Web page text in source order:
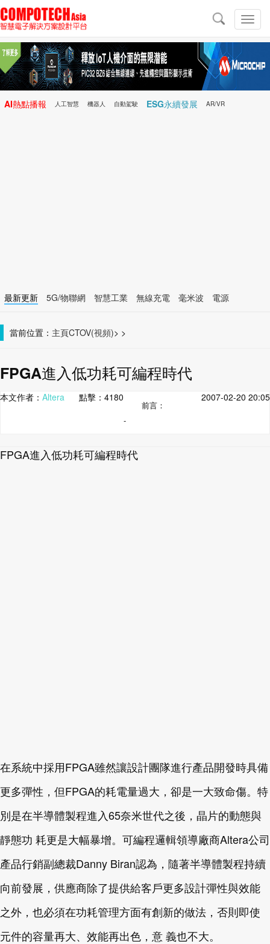
切
換
導
導
航
AI熱點播報 人工智慧 機器人 自動駕駛 ESG永續發展 AR/VR
最新更新 5G/物聯網 智慧工業 無線充電 毫米波
電源
當前位置： 主頁 >
CTOV(視頻) >
FPGA進入低功耗可編程時代
本文作者： Altera 點擊： 4180 2007-02-20 20:05
前言：
-
FPGA進入低功耗可編程時代
在系統中採用FPGA雖然讓設計團隊進行產品開發時具備
更多彈性，但FPGA的耗電量過大，卻是一大致命傷。特
別是在半導體製程進入65奈米世代之後，晶片的動態與
靜態功 耗更是大幅暴增。可編程邏輯領導廠商Altera公司
產品行銷副總裁Danny Biran認為，隨著半導體製程持續
向前發展，供應商除了提供給客戶更多設計彈性與效能
之外，也必須在功耗管理方面有創新的做法，否則即使
元件的容量再大、效能再出色，意 義也不大。